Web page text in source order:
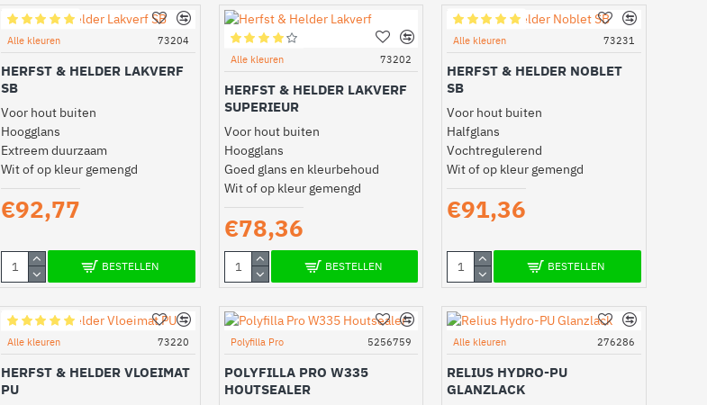
Alle kleuren 73204
HERFST & HELDER LAKVERF
SB
Voor hout buiten
Hoogglans
Extreem duurzaam
Wit of op kleur gemengd
€92,77
BESTELLEN
Alle kleuren 73202
HERFST & HELDER LAKVERF
SUPERIEUR
Voor hout buiten
Hoogglans
Goed glans en kleurbehoud
Wit of op kleur gemengd
€78,36
BESTELLEN
Alle kleuren 73231
HERFST & HELDER NOBLET
SB
Voor hout buiten
Halfglans
Vochtregulerend
Wit of op kleur gemengd
€91,36
BESTELLEN
Alle kleuren 73220
HERFST & HELDER VLOEIMAT
PU
Polyfilla Pro 5256759
POLYFILLA PRO W335
HOUTSEALER
Alle kleuren 276286
RELIUS HYDRO-PU
GLANZLACK